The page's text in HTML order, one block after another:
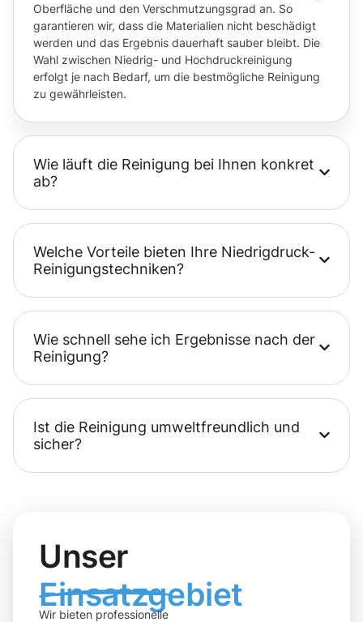
Oberfläche und den Verschmutzungsgrad an. So
garantieren wir, dass die Materialien nicht beschädigt
werden und das Ergebnis dauerhaft sauber bleibt. Die
Wahl zwischen Niedrig- und Hochdruckreinigung
erfolgt je nach Bedarf, um die bestmögliche Reinigung
zu gewährleisten.
Wie läuft die Reinigung bei Ihnen konkret
ab?
Welche Vorteile bieten Ihre Niedrigdruck-
Reinigungstechniken?
Wie schnell sehe ich Ergebnisse nach der
Reinigung?
Ist die Reinigung umweltfreundlich und
sicher?
Unser
Einsatzgebiet
Wir bieten professionelle